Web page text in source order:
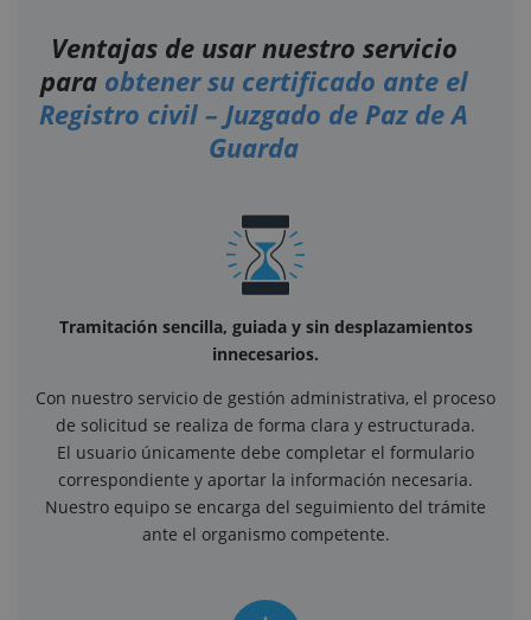
Ventajas de usar nuestro servicio
para obtener su certificado ante el
Registro civil – Juzgado de Paz de A
Guarda
Tramitación sencilla, guiada y sin desplazamientos
innecesarios.
Con nuestro servicio de gestión administrativa, el proceso
de solicitud se realiza de forma clara y estructurada.
El usuario únicamente debe completar el formulario
correspondiente y aportar la información necesaria.
Nuestro equipo se encarga del seguimiento del trámite
ante el organismo competente.